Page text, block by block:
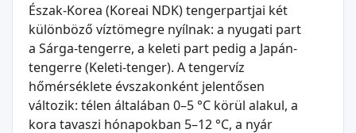
Észak-Korea (Koreai NDK) tengerpartjai két
különböző víztömegre nyílnak: a nyugati part
a Sárga-tengerre, a keleti part pedig a Japán-
tengerre (Keleti-tenger). A tengervíz
hőmérséklete évszakonként jelentősen
változik: télen általában 0–5 °C körül alakul, a
kora tavaszi hónapokban 5–12 °C, a nyár